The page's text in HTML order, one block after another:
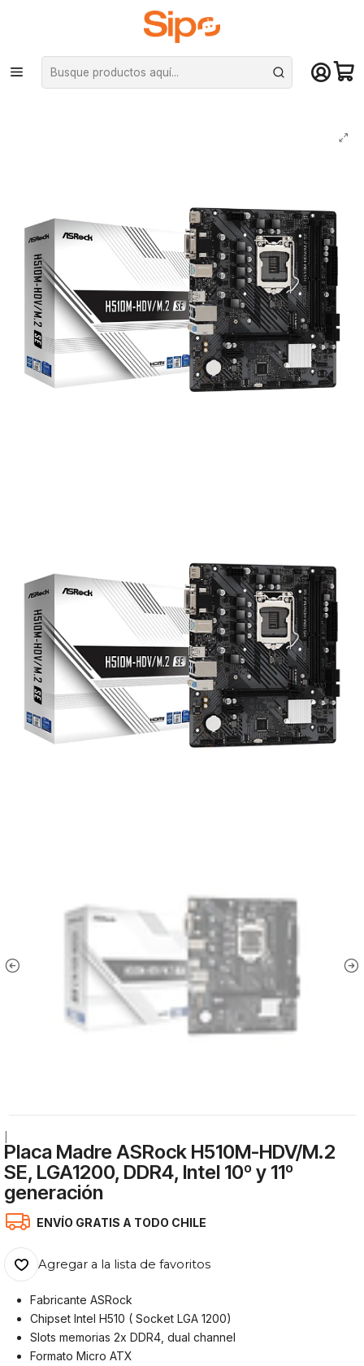
¡Compra hasta mediodía y recibe hoy! De lunes a sábado en el gran
Santiago. Envío gratis desde $29.990
Inicio Componentes PC Placas Madre Intel LGA 1200
Placa Madre ASRock H510M-HDV/M.2 SE, LGA1200, DDR4, Intel 10º y 11º
generación
Placa Madre ASRock H510M-HDV/M.2
SE, LGA1200, DDR4, Intel 10º y 11º
generación
ENVÍO GRATIS A TODO CHILE
Agregar a la lista de favoritos
Fabricante ASRock
Chipset Intel H510 ( Socket LGA 1200)
Slots memorias 2x DDR4, dual channel
Formato Micro ATX